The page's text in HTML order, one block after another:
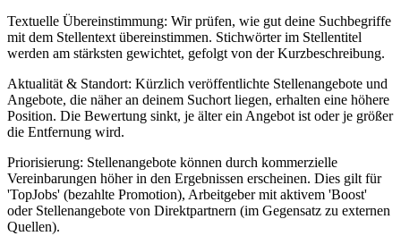
Textuelle Übereinstimmung: Wir prüfen, wie gut deine Suchbegriffe
mit dem Stellentext übereinstimmen. Stichwörter im Stellentitel
werden am stärksten gewichtet, gefolgt von der Kurzbeschreibung.
Aktualität & Standort: Kürzlich veröffentlichte Stellenangebote und
Angebote, die näher an deinem Suchort liegen, erhalten eine höhere
Position. Die Bewertung sinkt, je älter ein Angebot ist oder je größer
die Entfernung wird.
Priorisierung: Stellenangebote können durch kommerzielle
Vereinbarungen höher in den Ergebnissen erscheinen. Dies gilt für
'TopJobs' (bezahlte Promotion), Arbeitgeber mit aktivem 'Boost'
oder Stellenangebote von Direktpartnern (im Gegensatz zu externen
Quellen).